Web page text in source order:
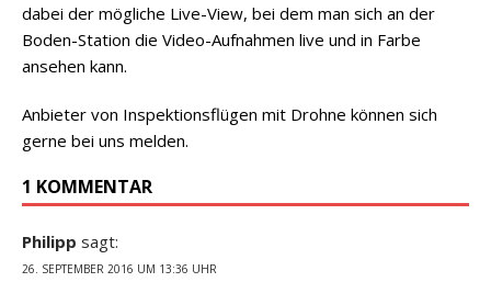
dabei der mögliche Live-View, bei dem man sich an der
Boden-Station die Video-Aufnahmen live und in Farbe
ansehen kann.
Anbieter von Inspektionsflügen mit Drohne können sich
gerne bei uns melden.
1 KOMMENTAR
Philipp sagt:
26. SEPTEMBER 2016 UM 13:36 UHR